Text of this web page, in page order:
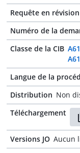
Requête en
Numéro de la
Classe de la CIB
Langue de la
Distribution Non
Téléchargement
Versions JO Aucun